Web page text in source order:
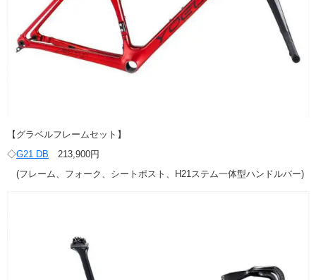
【グラベルフレームセット】
◇G21 DB 213,900円
(フレーム、フォーク、シートポスト、H21ステム一体型ハンドルバー)